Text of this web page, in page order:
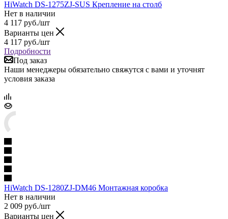
HiWatch DS-1275ZJ-SUS Крепление на столб
Нет в наличии
4 117 руб./шт
Варианты цен
4 117 руб./шт
Подробности
Под заказ
Наши менеджеры обязательно свяжутся с вами и уточнят
условия заказа
HiWatch DS-1280ZJ-DM46 Монтажная коробка
Нет в наличии
2 009 руб./шт
Варианты цен